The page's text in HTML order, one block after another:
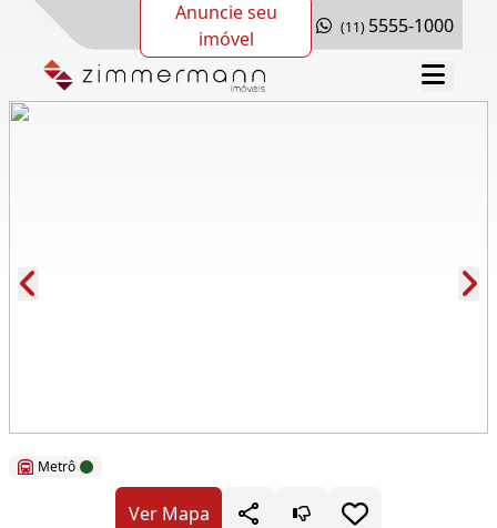
Anuncie seu
imóvel
(11) 5555-1000
Metrô
Ver Mapa